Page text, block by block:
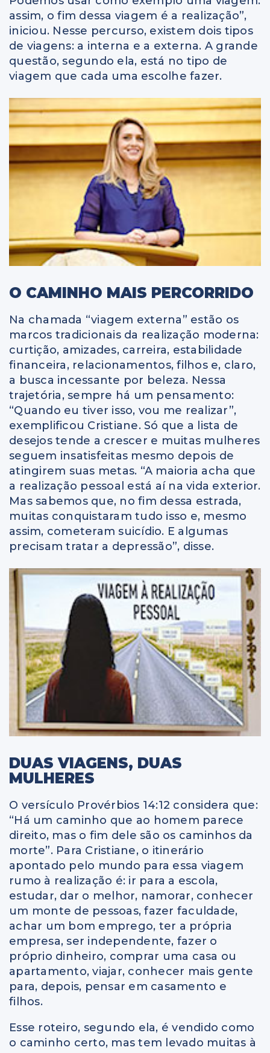
assim, o fim dessa viagem é a realização”,
iniciou. Nesse percurso, existem dois tipos
de viagens: a interna e a externa. A grande
questão, segundo ela, está no tipo de
viagem que cada uma escolhe fazer.
O CAMINHO MAIS PERCORRIDO
Na chamada “viagem externa” estão os
marcos tradicionais da realização moderna:
curtição, amizades, carreira, estabilidade
financeira, relacionamentos, filhos e, claro,
a busca incessante por beleza. Nessa
trajetória, sempre há um pensamento:
“Quando eu tiver isso, vou me realizar”,
exemplificou Cristiane. Só que a lista de
desejos tende a crescer e muitas mulheres
seguem insatisfeitas mesmo depois de
atingirem suas metas. “A maioria acha que
a realização pessoal está aí na vida exterior.
Mas sabemos que, no fim dessa estrada,
muitas conquistaram tudo isso e, mesmo
assim, cometeram suicídio. E algumas
precisam tratar a depressão”, disse.
DUAS VIAGENS, DUAS
MULHERES
O versículo Provérbios 14:12 considera que:
“Há um caminho que ao homem parece
direito, mas o fim dele são os caminhos da
morte”. Para Cristiane, o itinerário
apontado pelo mundo para essa viagem
rumo à realização é: ir para a escola,
estudar, dar o melhor, namorar, conhecer
um monte de pessoas, fazer faculdade,
achar um bom emprego, ter a própria
empresa, ser independente, fazer o
próprio dinheiro, comprar uma casa ou
apartamento, viajar, conhecer mais gente
para, depois, pensar em casamento e
filhos.
Esse roteiro, segundo ela, é vendido como
o caminho certo, mas tem levado muitas à